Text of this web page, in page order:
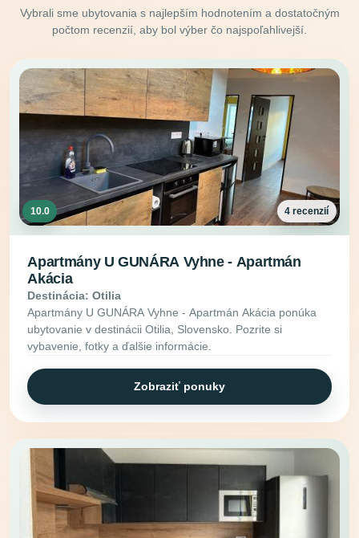
Vybrali sme ubytovania s najlepším hodnotením a dostatočným
počtom recenzií, aby bol výber čo najspoľahlivejší.
10.0 4 recenzií
Apartmány U GUNÁRA Vyhne - Apartmán
Akácia
Destinácia: Otilia
Apartmány U GUNÁRA Vyhne - Apartmán Akácia ponúka
ubytovanie v destinácii Otilia, Slovensko. Pozrite si
vybavenie, fotky a ďalšie informácie.
Zobraziť ponuky